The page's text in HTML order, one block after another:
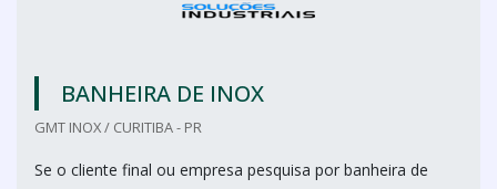
BANHEIRA DE INOX
GMT INOX / CURITIBA - PR
Se o cliente final ou empresa pesquisa por banheira de